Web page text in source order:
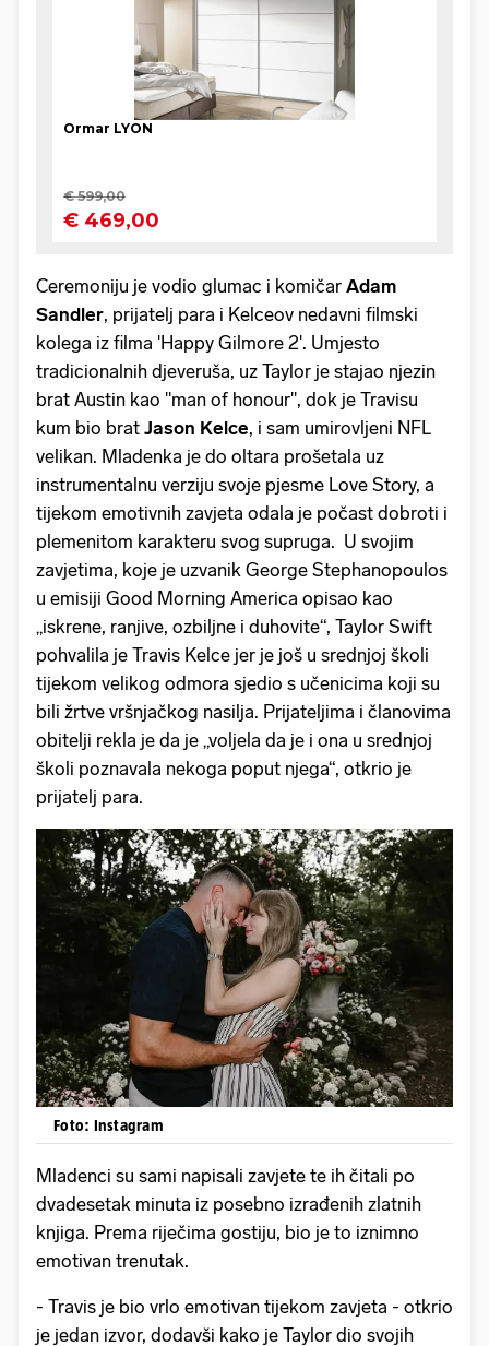
Ceremoniju je vodio glumac i komičar Adam
Sandler, prijatelj para i Kelceov nedavni filmski
kolega iz filma 'Happy Gilmore 2'. Umjesto
tradicionalnih djeveruša, uz Taylor je stajao njezin
brat Austin kao "man of honour", dok je Travisu
kum bio brat Jason Kelce, i sam umirovljeni NFL
velikan. Mladenka je do oltara prošetala uz
instrumentalnu verziju svoje pjesme Love Story, a
tijekom emotivnih zavjeta odala je počast dobroti i
plemenitom karakteru svog supruga. U svojim
zavjetima, koje je uzvanik George Stephanopoulos
u emisiji Good Morning America opisao kao
„iskrene, ranjive, ozbiljne i duhovite“, Taylor Swift
pohvalila je Travis Kelce jer je još u srednjoj školi
tijekom velikog odmora sjedio s učenicima koji su
bili žrtve vršnjačkog nasilja. Prijateljima i članovima
obitelji rekla je da je „voljela da je i ona u srednjoj
školi poznavala nekoga poput njega“, otkrio je
prijatelj para.
Foto: Instagram
Mladenci su sami napisali zavjete te ih čitali po
dvadesetak minuta iz posebno izrađenih zlatnih
knjiga. Prema riječima gostiju, bio je to iznimno
emotivan trenutak.
​- Travis je bio vrlo emotivan tijekom zavjeta - otkrio
je jedan izvor, dodavši kako je Taylor dio svojih